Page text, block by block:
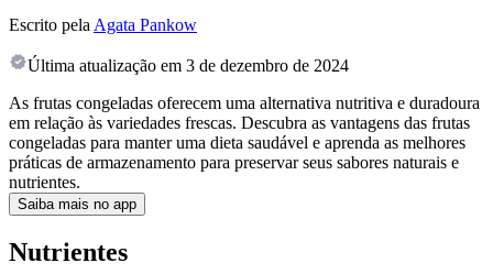
Escrito pela Agata Pankow
Última atualização em 3 de dezembro de 2024
As frutas congeladas oferecem uma alternativa nutritiva e duradoura
em relação às variedades frescas. Descubra as vantagens das frutas
congeladas para manter uma dieta saudável e aprenda as melhores
práticas de armazenamento para preservar seus sabores naturais e
nutrientes.
Saiba mais no app
Nutrientes